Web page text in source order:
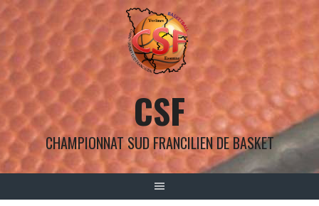
Aller
au
CSF
CHAMPIONNAT SUD FRANCILIEN DE BASKET